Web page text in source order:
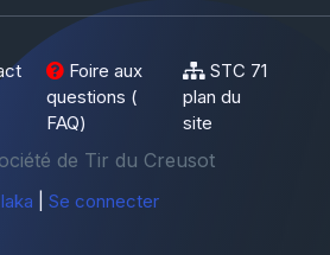
Foire aux
questions (
FAQ)
STC 71
plan du
site
de Tir du Creusot
Se connecter